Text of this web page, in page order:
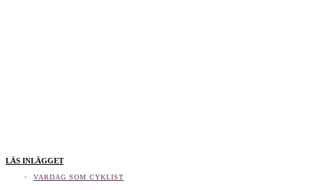
LÄS INLÄGGET
VARDAG SOM CYKLIST